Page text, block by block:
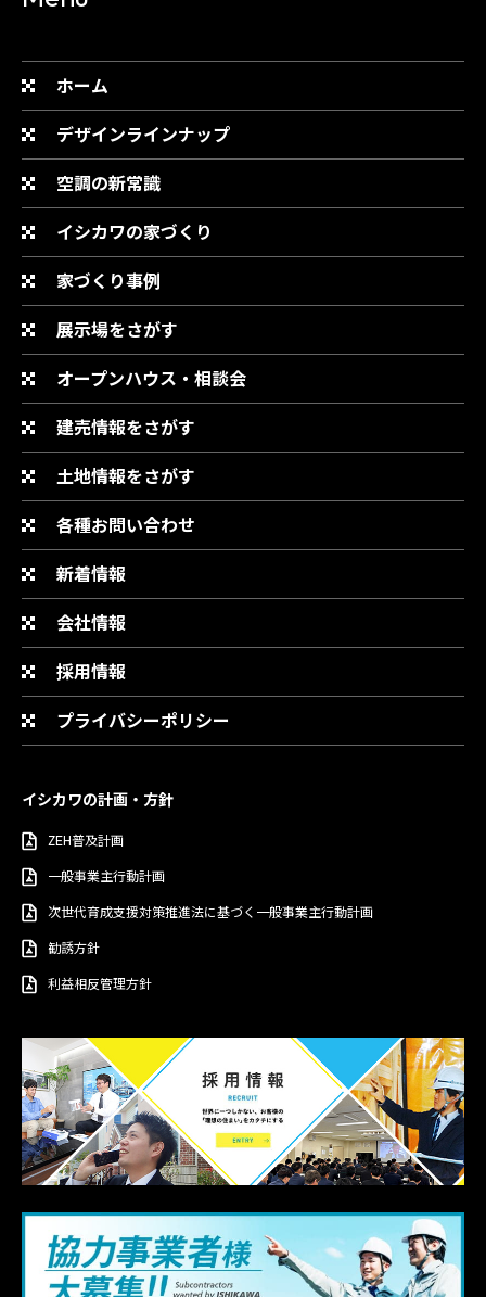
ホーム
デザインラインナップ
空調の新常識
イシカワの家づくり
家づくり事例
展示場をさがす
オープンハウス・相談会
建売情報をさがす
土地情報をさがす
各種お問い合わせ
新着情報
会社情報
採用情報
プライバシーポリシー
イシカワの計画・方針
ZEH普及計画
一般事業主行動計画
次世代育成支援対策推進法に基づく一般事業主行動計画
勧誘方針
利益相反管理方針